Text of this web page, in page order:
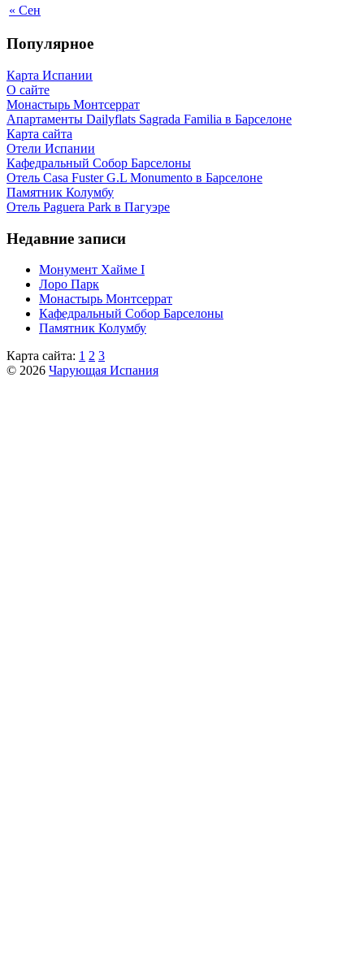
« Сен
Популярное
Карта Испании
О сайте
Монастырь Монтсеррат
Апартаменты Dailyflats Sagrada Familia в Барселоне
Карта сайта
Отели Испании
Кафeдрaльный Собор Барселоны
Отель Casa Fuster G.L Monumento в Барселоне
Пaмятник Колумбу
Отель Paguera Park в Пагуэре
Недавние записи
Монумент Хайме I
Лоро Парк
Монастырь Монтсеррат
Кафeдрaльный Собор Барселоны
Пaмятник Колумбу
Карта сайта: 1 2 3
© 2026 Чарующая Испания